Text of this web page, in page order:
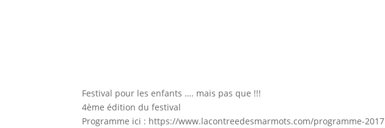
Festival pour les enfants …. mais pas que !!!
4ème édition du festival
Programme ici : https://www.lacontreedesmarmots.com/programme-2017